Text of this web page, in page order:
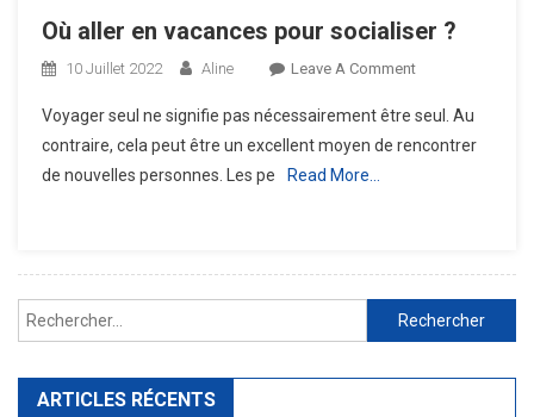
Où aller en vacances pour socialiser ?
10 Juillet 2022 Aline Leave A CommentOn
Aller
En
Voyager seul ne signifie pas nécessairement être seul. Au
contraire, cela peut être un excellent moyen de rencontrer
de nouvelles personnes. Les pe
Read More…
Rechercher :
ARTICLES RÉCENTS